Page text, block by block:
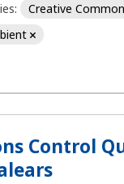
Creative
Control